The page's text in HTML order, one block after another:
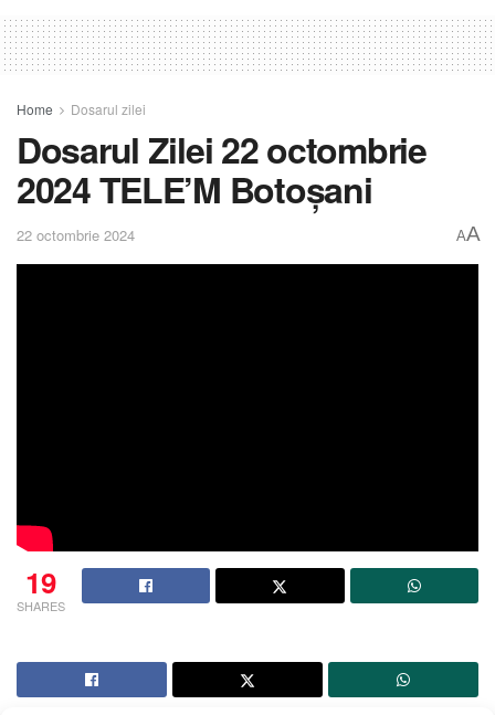
Home Dosarul zilei
Dosarul Zilei 22 octombrie
2024 TELE’M Botoșani
22 octombrie 2024 AA
19
SHARES